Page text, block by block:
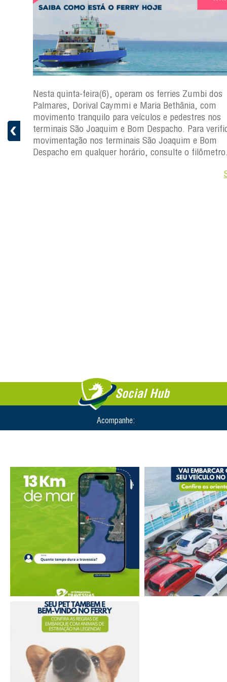
Nesta quinta-feira(6), operam os ferries Zumbi dos
Palmares, Dorival Caymmi e Maria Bethânia, com
movimento tranquilo para veículos e pedestres nos
terminais São Joaquim e Bom Despacho. Para
movimentação nos terminais São Joaquim e Bom
Despacho em qualquer horário, consulte o
Social Hub
Acompanhe: